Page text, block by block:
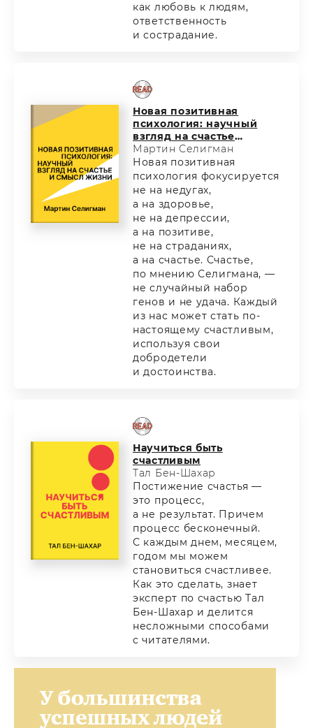
как любовь к людям,
ответственность
и сострадание.
Новая позитивная
психология: научный
взгляд на счастье
и смысл жизни
Мартин Селигман
Новая позитивная
психология фокусируется
не на недугах,
а на здоровье,
не на депрессии,
а на позитиве,
не на страданиях,
а на счастье. Счастье,
по мнению Селигмана, —
не случайный набор
генов и не удача. Каждый
из нас может стать по-
настоящему счастливым,
используя свои
добродетели
и достоинства.
Научиться быть
счастливым
Тал Бен-Шахар
Постижение счастья —
это процесс,
а не результат. Причем
процесс бесконечный.
С каждым днем, месяцем,
годом мы можем
становиться счастливее.
Как это сделать, знает
эксперт по счастью Тал
Бен-Шахар и делится
несложными способами
с читателями.